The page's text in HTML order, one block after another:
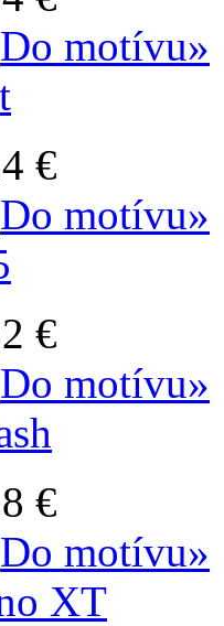
Do motívu»
€
Do motívu»
€
Do motívu»
€
Do motívu»
XT